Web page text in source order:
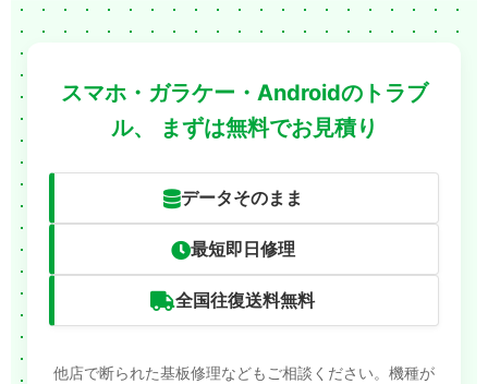
スマホ・ガラケー・Androidのトラブ
ル、
まずは無料でお見積り
データそのまま
最短即日修理
全国往復送料無料
他店で断られた基板修理などもご相談ください。機種が